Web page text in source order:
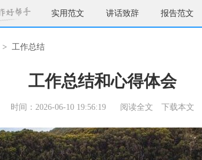
实用范文 讲话致辞 报告范文
> 工作总结
工作总结和心得体会
时间：2026-06-10 19:56:19 阅读全文 下载本文